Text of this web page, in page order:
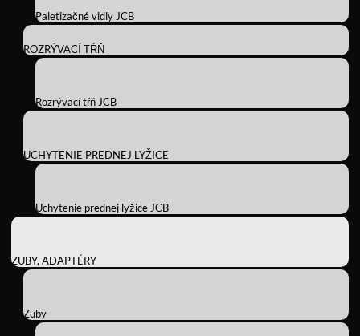
Paletizačné vidly JCB
ROZRÝVACÍ TŔŇ
Rozrývací tŕň JCB
UCHYTENIE PREDNEJ LYŽICE
Uchytenie prednej lyžice JCB
ZUBY, ADAPTÉRY
Zuby